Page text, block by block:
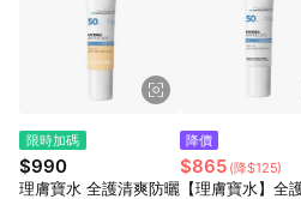
由網頁版(電腦版/手機版網頁)切換為
無法進行 LINE POINTS 回饋。 (5) LINE 購物為購物資訊整合性
平台，商品資料更新會有時間差，如顯
位、贈品與台灣樂天市場銷售網頁不符
(6) 導購訂單已逾 365 天，根據台灣樂
點數回饋或點數回饋有爭議，台灣樂天市
追訴之權利，活動詳情以樂天市場網站
限時加碼
$990
理膚寶水 全護清爽防曬
降價
$865 (降$125)
【理膚寶水】全